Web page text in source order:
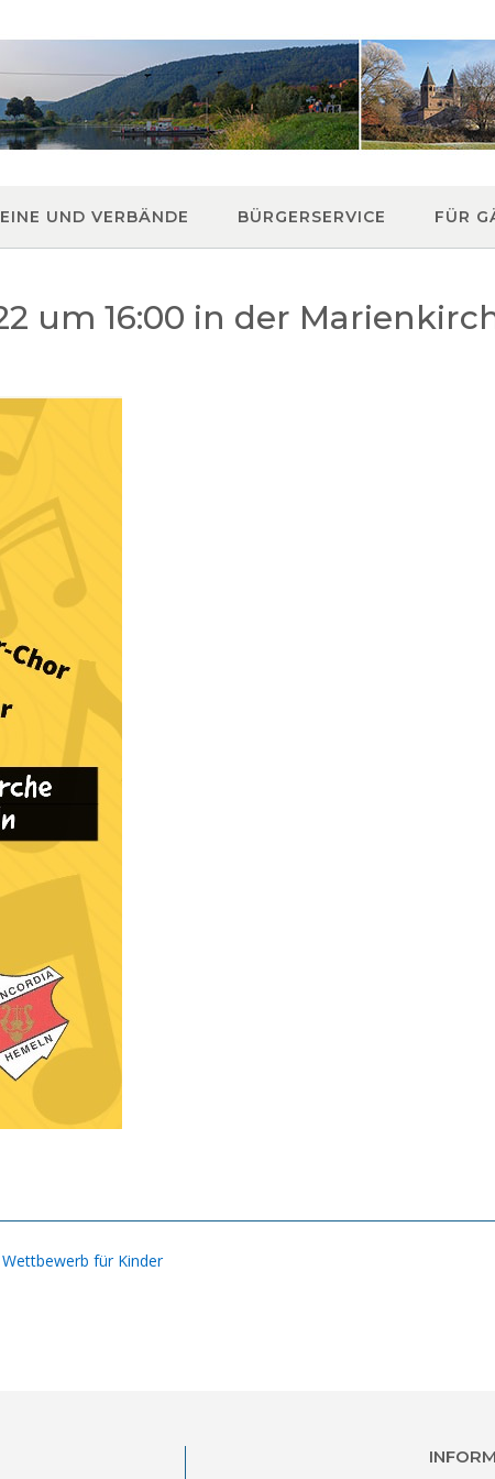
UND VERBÄNDE BÜRGERSERVICE FÜR
um 16:00 in der
für Kinder